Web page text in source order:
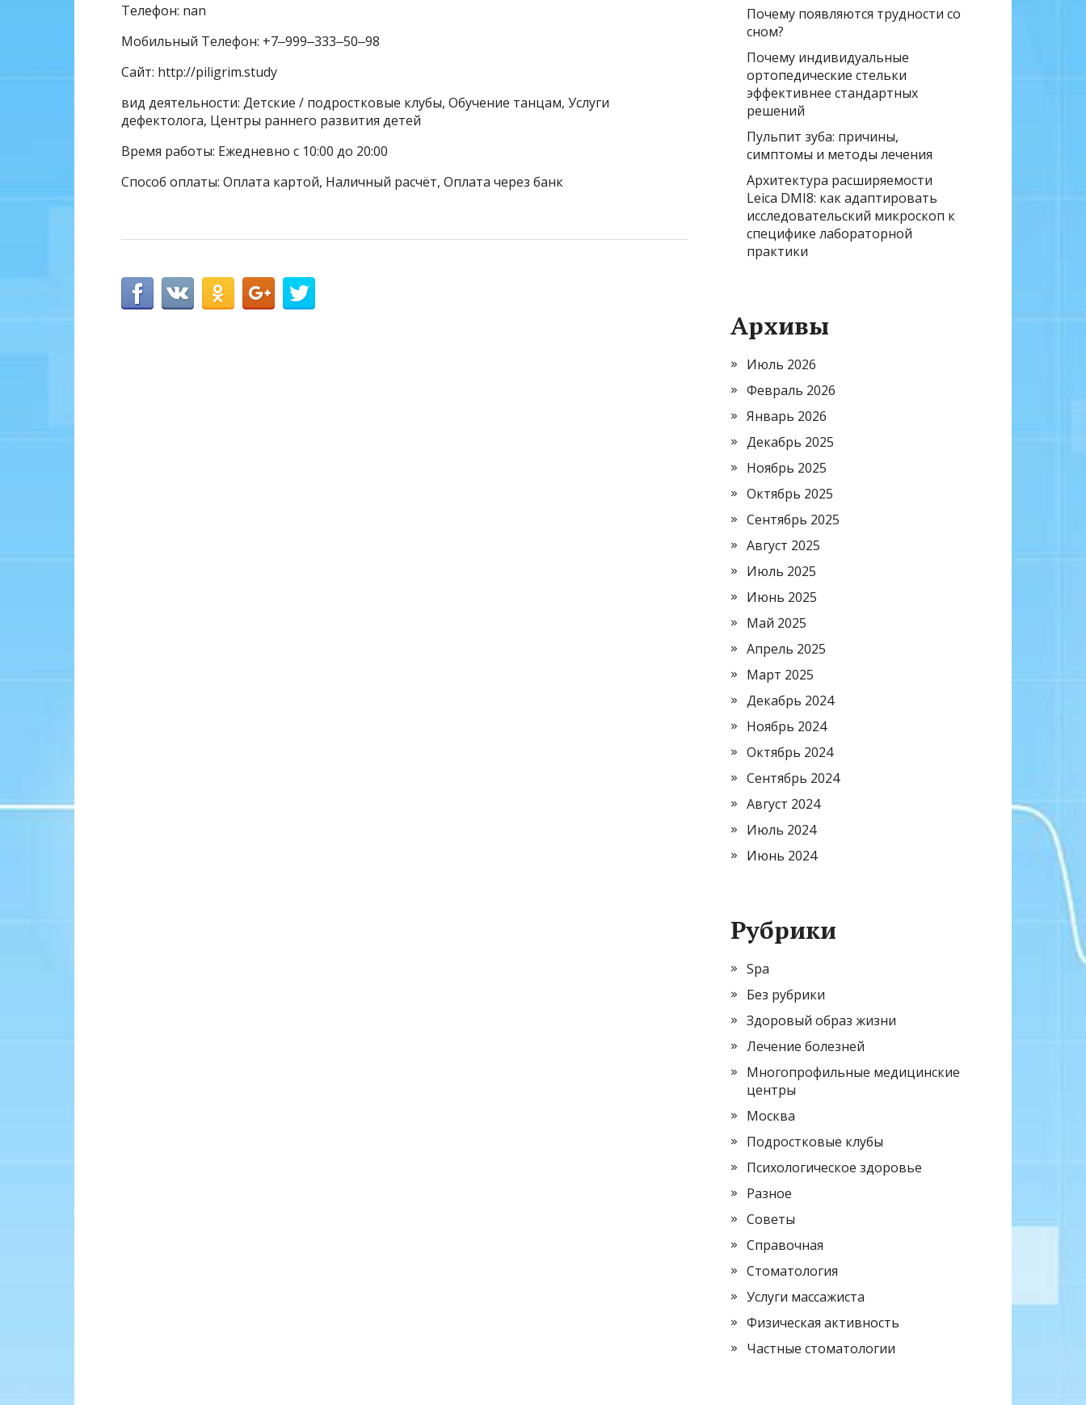
Телефон: nan
Мобильный Телефон: +7‒999‒333‒50‒98
Сайт: http://piligrim.study
вид деятельности: Детские / подростковые клубы, Обучение танцам, Услуги
дефектолога, Центры раннего развития детей
Время работы: Ежедневно с 10:00 до 20:00
Способ оплаты: Оплата картой, Наличный расчёт, Оплата через банк
Почему появляются трудности со
сном?
Почему индивидуальные
ортопедические стельки
эффективнее стандартных
решений
Пульпит зуба: причины,
симптомы и методы лечения
Архитектура расширяемости
Leica DMI8: как адаптировать
исследовательский микроскоп к
специфике лабораторной
практики
Архивы
Июль 2026
Февраль 2026
Январь 2026
Декабрь 2025
Ноябрь 2025
Октябрь 2025
Сентябрь 2025
Август 2025
Июль 2025
Июнь 2025
Май 2025
Апрель 2025
Март 2025
Декабрь 2024
Ноябрь 2024
Октябрь 2024
Сентябрь 2024
Август 2024
Июль 2024
Июнь 2024
Рубрики
Spa
Без рубрики
Здоровый образ жизни
Лечение болезней
Многопрофильные медицинские
центры
Москва
Подростковые клубы
Психологическое здоровье
Разное
Советы
Справочная
Стоматология
Услуги массажиста
Физическая активность
Частные стоматологии